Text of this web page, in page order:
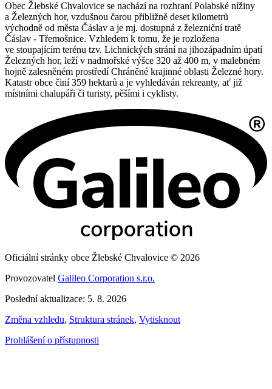
Obec Žlebské Chvalovice se nachází na rozhraní Polabské nížiny
a Železných hor, vzdušnou čarou přibližně deset kilometrů
východně od města Čáslav a je mj. dostupná z železniční tratě
Čáslav - Třemošnice. Vzhledem k tomu, že je rozložena
ve stoupajícím terénu tzv. Lichnických strání na jihozápadním úpatí
Železných hor, leží v nadmořské výšce 320 až 400 m, v malebném
hojně zalesněném prostředí Chráněné krajinné oblasti Železné hory.
Katastr obce činí 359 hektarů a je vyhledáván rekreanty, ať již
místními chalupáři či turisty, pěšími i cyklisty.
Oficiální stránky obce Žlebské Chvalovice © 2026
Provozovatel Galileo Corporation s.r.o.
Poslední aktualizace: 5. 8. 2026
Změna vzhledu, Struktura stránek, Vytisknout
Prohlášení o přístupnosti